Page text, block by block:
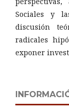
Sociales y
discusión
radicales
exponer